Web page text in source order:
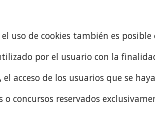
uso de cookies también es
por el usuario con la
acceso de los usuarios que se
o concursos reservados